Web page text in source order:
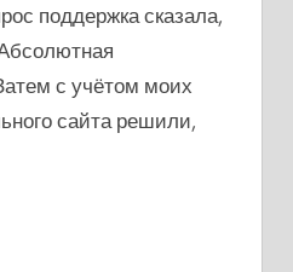
поддержка сказала,
с учётом моих
сайта решили,